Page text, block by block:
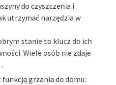
do czyszczenia i
utrzymać narzędzia w
stanie to klucz do ich
Wiele osób nie zdaje
grzania do domu: